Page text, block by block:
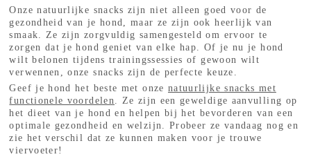
Onze natuurlijke snacks zijn niet alleen goed voor de
gezondheid van je hond, maar ze zijn ook heerlijk van
smaak. Ze zijn zorgvuldig samengesteld om ervoor te
zorgen dat je hond geniet van elke hap. Of je nu je hond
wilt belonen tijdens trainingssessies of gewoon wilt
verwennen, onze snacks zijn de perfecte keuze.
Geef je hond het beste met onze natuurlijke snacks met
functionele voordelen
. Ze zijn een geweldige aanvulling op
het dieet van je hond en helpen bij het bevorderen van een
optimale gezondheid en welzijn. Probeer ze vandaag nog en
zie het verschil dat ze kunnen maken voor je trouwe
viervoeter!